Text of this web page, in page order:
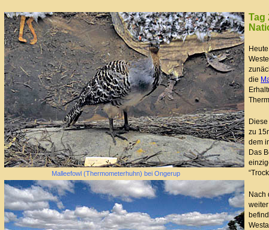
Malleefowl (Thermometerhuhn) bei Ongerup
Tag
die
zu
dem
Das
Nach